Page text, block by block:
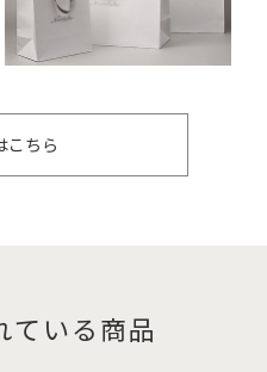
こちら
ている商品